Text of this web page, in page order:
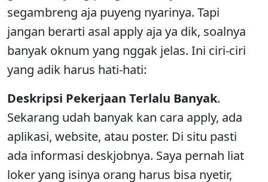
segambreng aja puyeng nyarinya. Tapi
jangan berarti asal apply aja ya dik, soalnya
banyak oknum yang nggak jelas. Ini ciri-ciri
yang adik harus hati-hati:
Deskripsi Pekerjaan Terlalu Banyak.
Sekarang udah banyak kan cara apply, ada
aplikasi, website, atau poster. Di situ pasti
ada informasi deskjobnya. Saya pernah liat
loker yang isinya orang harus bisa nyetir,